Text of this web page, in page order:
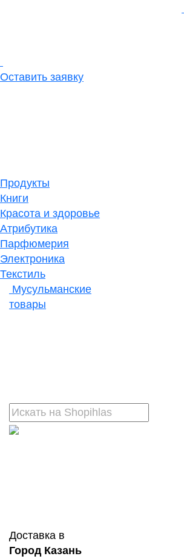
Оставить заявку
Продукты
Книги
Красота и здоровье
Атрибутика
Парфюмерия
Электроника
Текстиль
Мусульманские
товары
Доставка в
Город Казань